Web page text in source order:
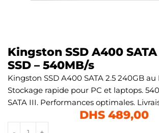
Kingston SSD A400
SSD – 540MB/s
Kingston SSD A400 SATA 2.5 240GB au
Stockage rapide pour PC et laptops.
SATA III. Performances optimales.
DHS489,00